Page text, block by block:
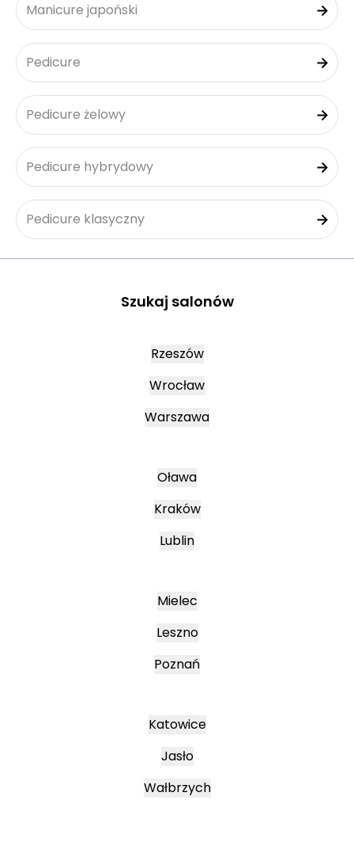
Manicure japoński
Pedicure
Pedicure żelowy
Pedicure hybrydowy
Pedicure klasyczny
Szukaj salonów
Rzeszów
Wrocław
Warszawa
Oława
Kraków
Lublin
Mielec
Leszno
Poznań
Katowice
Jasło
Wałbrzych